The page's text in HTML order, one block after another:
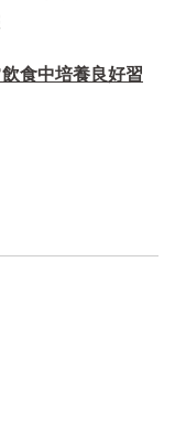
食中培養良好習